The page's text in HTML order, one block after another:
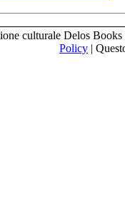
culturale Delos
Policy |